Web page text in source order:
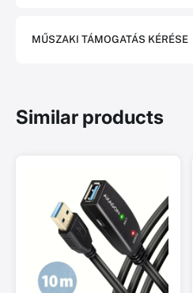
MŰSZAKI TÁMOGATÁS KÉRÉSE
Similar products